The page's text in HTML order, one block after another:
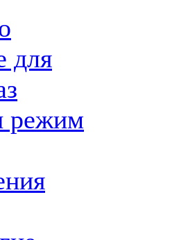
для
режим